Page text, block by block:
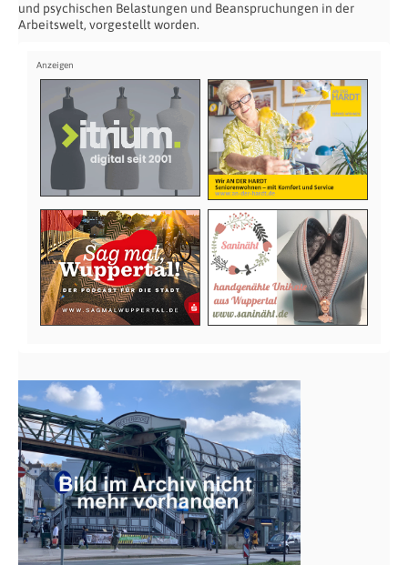
und psychischen Belastungen und Beanspruchungen in der
Arbeitswelt, vorgestellt worden.